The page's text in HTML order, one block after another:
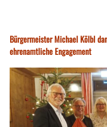
Bürgermeister Michael Kölbl
ehrenamtliche Engagement